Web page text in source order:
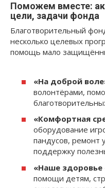
Поможем вместе:
цели, задачи фонда
Благотворительный
несколько целевых
помощь мало
«На доброй
волонтёрами,
«Комфортная
оборудование
пандусов, ремонт
поддержку
«Наше
помощи детям,